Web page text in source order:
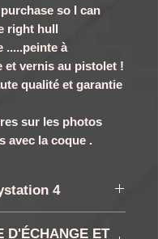
so I can
right hull
.....peinte à
et vernis au pistolet !
qualité et garantie
sur les photos
avec la coque .
4
PS4 Original
D'ÉCHANGE ET